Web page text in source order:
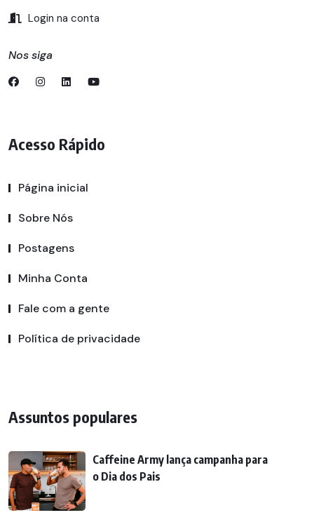
Login na conta
Nos siga
Acesso Rápido
Página inicial
Sobre Nós
Postagens
Minha Conta
Fale com a gente
Política de privacidade
Assuntos populares
Caffeine Army lança campanha para
o Dia dos Pais